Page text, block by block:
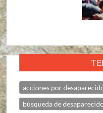
acciones por
búsqueda de